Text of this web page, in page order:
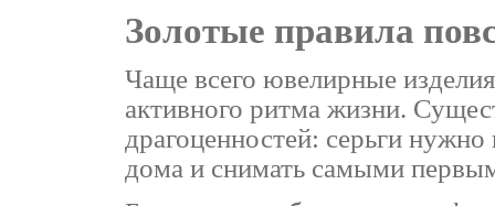
Золотые правила
Чаще всего ювелирные
активного ритма жизни.
драгоценностей: серьги
дома и снимать самыми